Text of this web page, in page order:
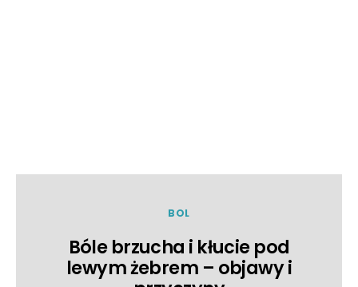
BOL
Bóle brzucha i kłucie pod
lewym żebrem – objawy i